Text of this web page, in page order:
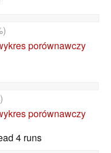
porównawczy
porównawczy
4 runs